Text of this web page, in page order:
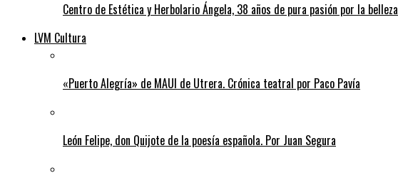
Centro de Estética y Herbolario Ángela, 38 años de pura pasión por la belleza
LVM Cultura
«Puerto Alegría» de MAUI de Utrera. Crónica teatral por Paco Pavía
León Felipe, don Quijote de la poesía española. Por Juan Segura